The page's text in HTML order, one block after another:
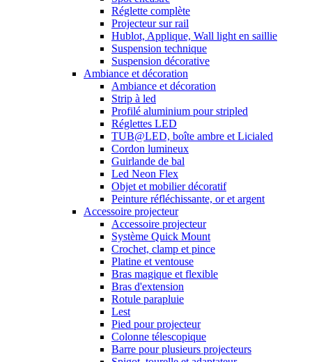
Réglette complète
Projecteur sur rail
Hublot, Applique, Wall light en saillie
Suspension technique
Suspension décorative
Ambiance et décoration
Ambiance et décoration
Strip à led
Profilé aluminium pour stripled
Réglettes LED
TUB@LED, boîte ambre et Licialed
Cordon lumineux
Guirlande de bal
Led Neon Flex
Objet et mobilier décoratif
Peinture réfléchissante, or et argent
Accessoire projecteur
Accessoire projecteur
Système Quick Mount
Crochet, clamp et pince
Platine et ventouse
Bras magique et flexible
Bras d'extension
Rotule parapluie
Lest
Pied pour projecteur
Colonne télescopique
Barre pour plusieurs projecteurs